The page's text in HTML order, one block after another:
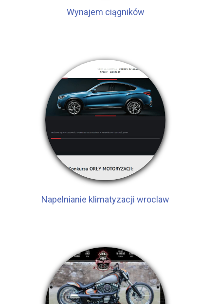
Wynajem ciągników
Napelnianie klimatyzacji wroclaw